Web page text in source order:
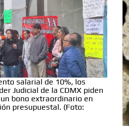
salarial de 10%, los
Judicial de la CDMX piden
bono extraordinario en
presupuestal. (Foto: